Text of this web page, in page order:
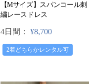
【Mサイズ】スパンコール刺
繍レースドレス
4日間： ¥8,700
2着どちらかレンタル可